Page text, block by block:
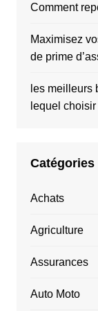
Comment
Maximisez
de prime
les meilleurs
lequel choisir
Catégories
Achats
Agriculture
Assurances
Auto Moto